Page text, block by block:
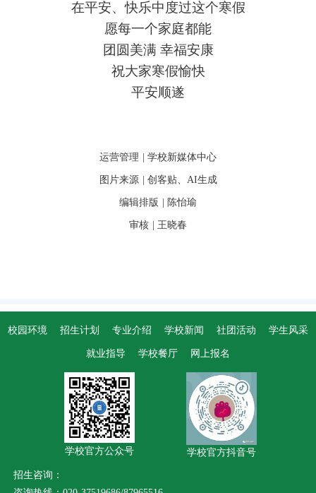
在平安、快乐中度过这个寒假
愿每一个家庭都能
团圆美满 幸福安康
祝大家寒假愉快
平安顺遂
运营管理 | 学校新媒体中心
图片来源 | 创客贴、AI生成
编辑排版 | 陈怡瑜
审核 | 王晓春
校园环境 招生计划 专业介绍 学校新闻 社团活动 学生风采
就业指导 学校餐厅 网上报名
学校官方公众号 学校官方抖音号
招生咨询：